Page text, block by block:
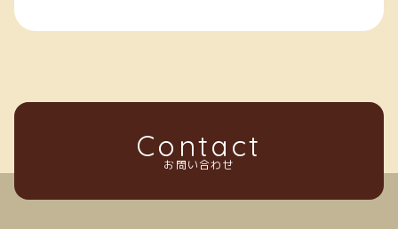
Contact
お問い合わせ